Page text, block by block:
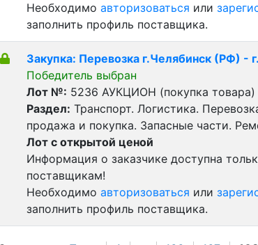
Необходимо авторизоваться или
заполнить профиль поставщика.
Закупка: Перевозка г.Челябинск (РФ) -
Победитель выбран
Лот №: 5236 АУКЦИОН (покупка товара)
Раздел: Транспорт. Логистика.
продажа и покупка. Запасные части.
Лот с открытой ценой
Информация о заказчике доступна
поставщикам!
Необходимо авторизоваться или
заполнить профиль поставщика.